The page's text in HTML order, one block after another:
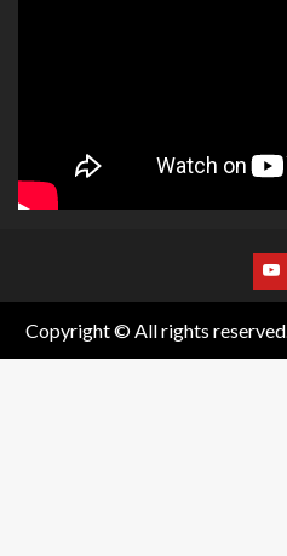
Copyright © All rights reserved.